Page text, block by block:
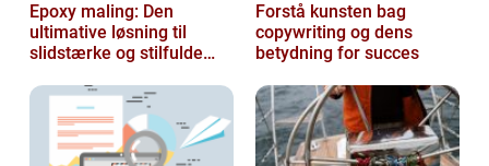
Epoxy maling: Den
ultimative løsning til
slidstærke og stilfulde
Forstå kunsten bag
copywriting og dens
betydning for succes